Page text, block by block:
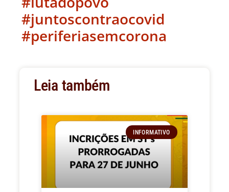
#juntoscontraocovid
#periferiasemcorona
Leia também
INFORMATIVO